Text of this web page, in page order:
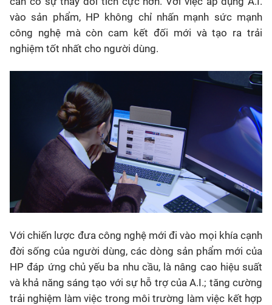
vào sản phẩm, HP không chỉ nhấn mạnh sức mạnh
công nghệ mà còn cam kết đối mới và tạo ra trải
nghiệm tốt nhất cho người dùng.
Với chiến lược đưa công nghệ mới đi vào mọi khía cạnh
đời sống của người dùng, các dòng sản phẩm mới của
HP đáp ứng chủ yếu ba nhu cầu, là nâng cao hiệu suất
và khả năng sáng tạo với sự hỗ trợ của A.I.; tăng cường
trải nghiệm làm việc trong môi trường làm việc kết hợp